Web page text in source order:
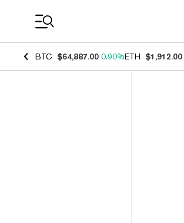
BTC $64,887.00 0.90%ETH $1,912.00